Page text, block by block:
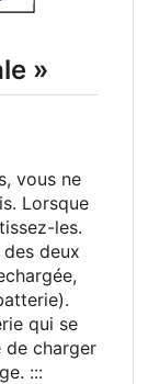
»
vous ne
Lorsque
les.
deux
qui se
de charger
:::